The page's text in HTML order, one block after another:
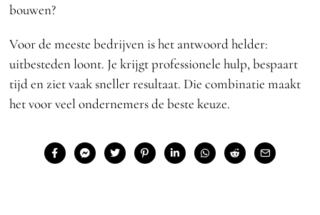
bouwen?
Voor de meeste bedrijven is het antwoord helder:
uitbesteden loont. Je krijgt professionele hulp, bespaart
tijd en ziet vaak sneller resultaat. Die combinatie maakt
het voor veel ondernemers de beste keuze.